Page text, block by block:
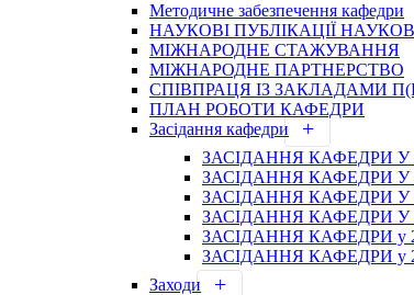
Методичне забезпечення кафедри
НАУКОВІ ПУБЛІКАЦІЇ
МІЖНАРОДНЕ СТАЖУВАННЯ
МІЖНАРОДНЕ ПАРТНЕРСТВО
СПІВПРАЦЯ ІЗ ЗАКЛАДАМИ
ПЛАН РОБОТИ КАФЕДРИ
Засідання кафедри
ЗАСІДАННЯ КАФЕДРИ У
ЗАСІДАННЯ КАФЕДРИ У
ЗАСІДАННЯ КАФЕДРИ У
ЗАСІДАННЯ КАФЕДРИ У
ЗАСІДАННЯ КАФЕДРИ у
ЗАСІДАННЯ КАФЕДРИ у
Заходи